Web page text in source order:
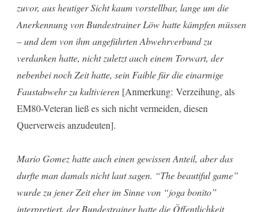
zuvor, aus heutiger Sicht kaum vorstellbar, lange um die
Anerkennung von Bundestrainer Löw hatte kämpfen müssen
– und dem von ihm angeführten Abwehrverbund zu
verdanken hatte, nicht zuletzt auch einem Torwart, der
nebenbei noch Zeit hatte, sein Faible für die einarmige
Faustabwehr zu kultivieren [Anmerkung: Verzeihung, als
EM80-Veteran ließ es sich nicht vermeiden, diesen
Querverweis anzudeuten].
Mario Gomez hatte auch einen gewissen Anteil, aber das
durfte man damals nicht laut sagen. “The beautiful game”
wurde zu jener Zeit eher im Sinne von “joga bonito”
interpretiert, der Bundestrainer hatte die Öffentlichkeit